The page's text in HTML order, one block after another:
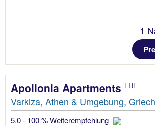
1
Apollonia Apartments
Varkiza, Athen & Umgebung,
5.0 - 100 % Weiterempfehlung